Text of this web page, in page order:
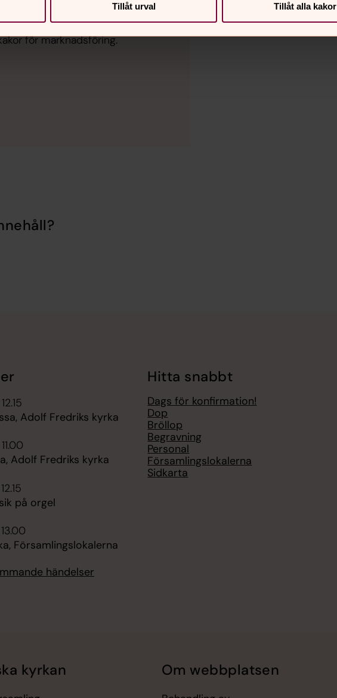
Tillåt urval Tillåt alla kakor
för marknadsföring.
Adolf Fredriks kyrka
Adolf Fredriks kyrka
på orgel
Församlingslokalerna
händelser
Hitta snabbt
Dags för konfirmation!
Dop
Bröllop
Begravning
Personal
Församlingslokalerna
Sidkarta
kyrkan Om webbplatsen